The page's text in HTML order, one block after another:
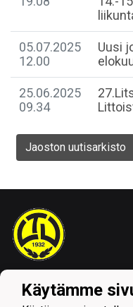
05.07.2025
12.00
Uusi
25.06.2025
09.34
Jaoston uutisarkisto
Tietosuojaseloste
Käytämme